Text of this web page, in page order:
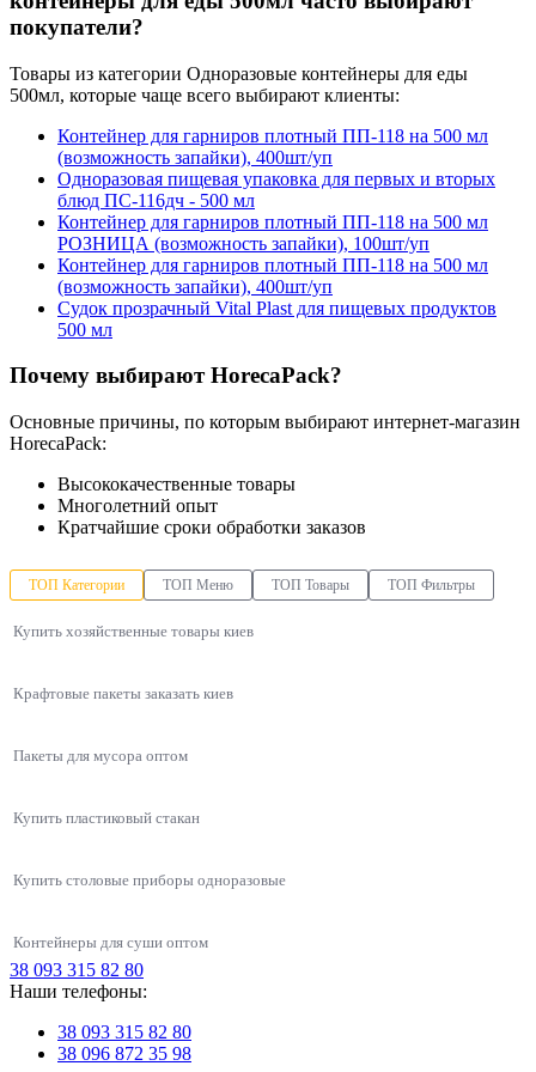
средство для уборки туалета
ведра пластиковые прозрачные
покупатели?
Товары из категории Одноразовые контейнеры для еды
500мл, которые чаще всего выбирают клиенты:
Контейнер для гарниров плотный ПП-118 на 500 мл
(возможность запайки), 400шт/уп
Одноразовая пищевая упаковка для первых и вторых
блюд ПС-116дч - 500 мл
Контейнер для гарниров плотный ПП-118 на 500 мл
РОЗНИЦА (возможность запайки), 100шт/уп
Контейнер для гарниров плотный ПП-118 на 500 мл
(возможность запайки), 400шт/уп
Судок прозрачный Vital Plast для пищевых продуктов
500 мл
Почему выбирают HorecaPack?
Основные причины, по которым выбирают интернет-магазин
HorecaPack:
Высококачественные товары
Многолетний опыт
Кратчайшие сроки обработки заказов
ТОП Категории ТОП Меню ТОП Товары ТОП Фильтры
Купить хозяйственные товары киев
Крафтовые пакеты заказать киев
Пакеты для мусора оптом
Купить пластиковый стакан
Купить столовые приборы одноразовые
Контейнеры для суши оптом
Фольгированные контейнеры
Крафтовые пакеты
Упаковки для азиатской кухни
Одноразовые контейнеры
Упаковки для салата
Контейнеры для ягод и кондитерских изделий
Коробка бумажная крафтовая под бургер 117х117х70 мм
Банка прозрачная Vital Plast для пищевых продуктов 350 мл
Прямоугольная универсальная упаковка 1550мл
Красные гофрированные одноразовые стаканы
38 093 315 82 80
Наши телефоны:
38 093 315 82 80
38 096 872 35 98